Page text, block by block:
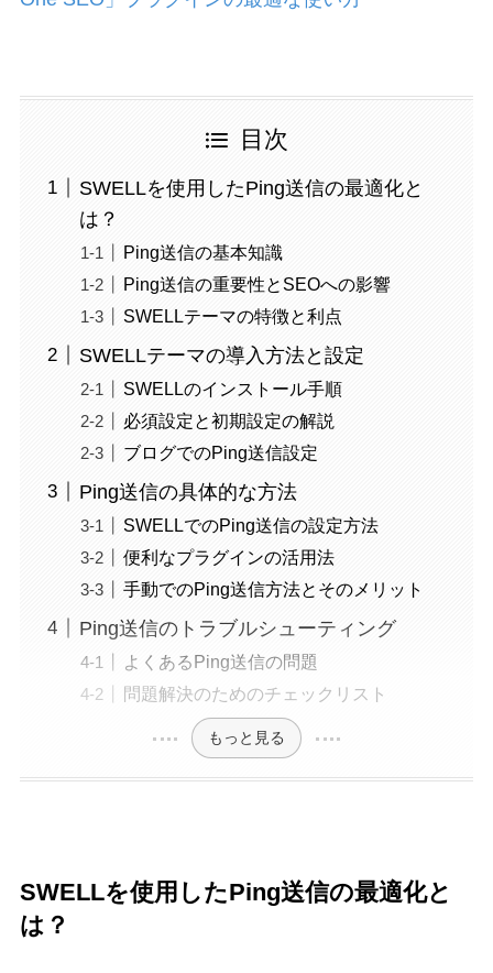
目次
SWELLを使用したPing送信の最適化と
は？
Ping送信の基本知識
Ping送信の重要性とSEOへの影響
SWELLテーマの特徴と利点
SWELLテーマの導入方法と設定
SWELLのインストール手順
必須設定と初期設定の解説
ブログでのPing送信設定
Ping送信の具体的な方法
SWELLでのPing送信の設定方法
便利なプラグインの活用法
手動でのPing送信方法とそのメリット
Ping送信のトラブルシューティング
よくあるPing送信の問題
問題解決のためのチェックリスト
もっと見る
SWELLを使用したPing送信の最適化と
は？